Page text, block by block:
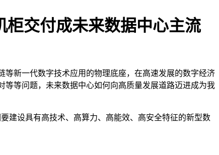
柜交付成未来数据中心主流
新一代数字技术应用的物理底座，在高速发展的数字经济
等问题，未来数据中心如何向高质量发展道路迈进成为我
设具有高技术、高算力、高能效、高安全特征的新型数